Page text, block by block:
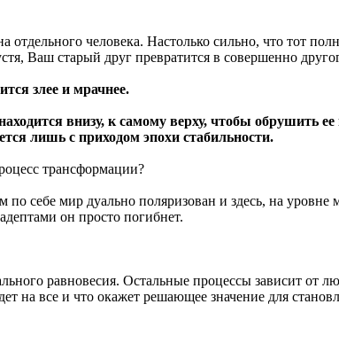
человека. Настолько сильно, что тот
Ваш старый друг превратится в совершенно
злее и мрачнее.
внизу, к самому верху, чтобы обрушить
лишь с приходом эпохи стабильности.
трансформации?
себе мир дуально поляризован и здесь, на уровне
он просто погибнет.
равновесия. Остальные процессы зависит от
на все и что окажет решающее значение для